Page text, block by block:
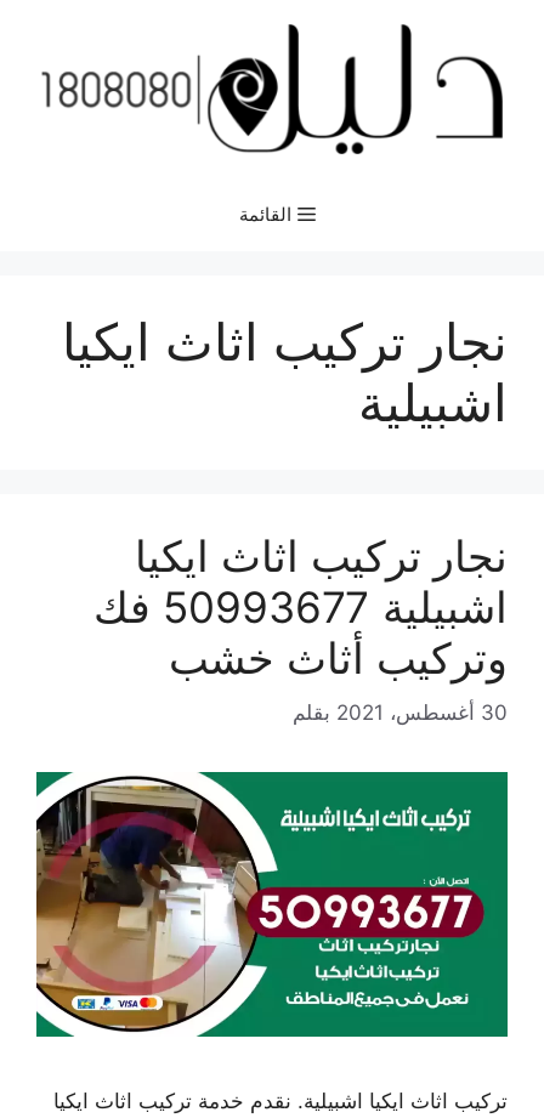
المحتوى
القائمة
نجار تركيب اثاث ايكيا
اشبيلية
نجار تركيب اثاث ايكيا
اشبيلية 50993677 فك
وتركيب أثاث خشب
30 أغسطس، 2021 بقلم
تركيب اثاث ايكيا اشبيلية. نقدم خدمة تركيب اثاث ايكيا